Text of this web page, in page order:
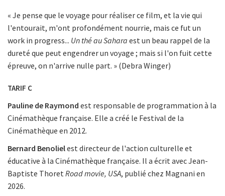
« Je pense que le voyage pour réaliser ce film, et la vie qui
l'entourait, m'ont profondément nourrie, mais ce fut un
work in progress... Un thé au Sahara est un beau rappel de la
dureté que peut engendrer un voyage ; mais si l'on fuit cette
épreuve, on n'arrive nulle part. » (Debra Winger)
TARIF C
Pauline de Raymond est responsable de programmation à la
Cinémathèque française. Elle a créé le Festival de la
Cinémathèque en 2012.
Bernard Benolielest directeur de l'action culturelle et
éducative à la Cinémathèque française. Il a écrit avec Jean-
Baptiste ThoretRoad movie, USA, publié chez Magnani en
2026.